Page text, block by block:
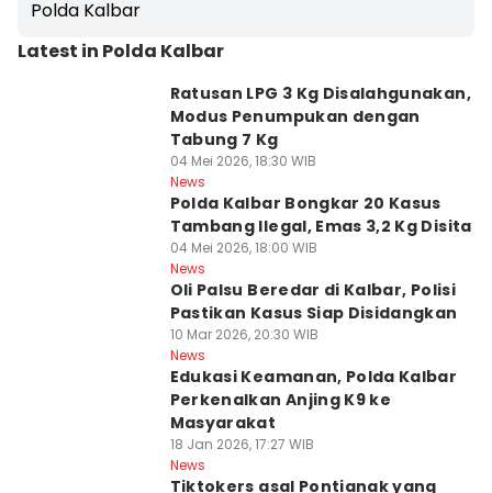
Polda Kalbar
Latest in Polda Kalbar
Ratusan LPG 3 Kg Disalahgunakan,
Modus Penumpukan dengan
Tabung 7 Kg
04 Mei 2026, 18:30 WIB
News
Polda Kalbar Bongkar 20 Kasus
Tambang Ilegal, Emas 3,2 Kg Disita
04 Mei 2026, 18:00 WIB
News
Oli Palsu Beredar di Kalbar, Polisi
Pastikan Kasus Siap Disidangkan
10 Mar 2026, 20:30 WIB
News
Edukasi Keamanan, Polda Kalbar
Perkenalkan Anjing K9 ke
Masyarakat
18 Jan 2026, 17:27 WIB
News
Tiktokers asal Pontianak yang